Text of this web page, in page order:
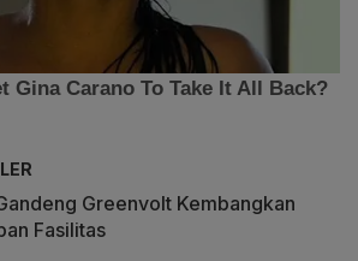
Greenvolt Kembangkan
Fasilitas